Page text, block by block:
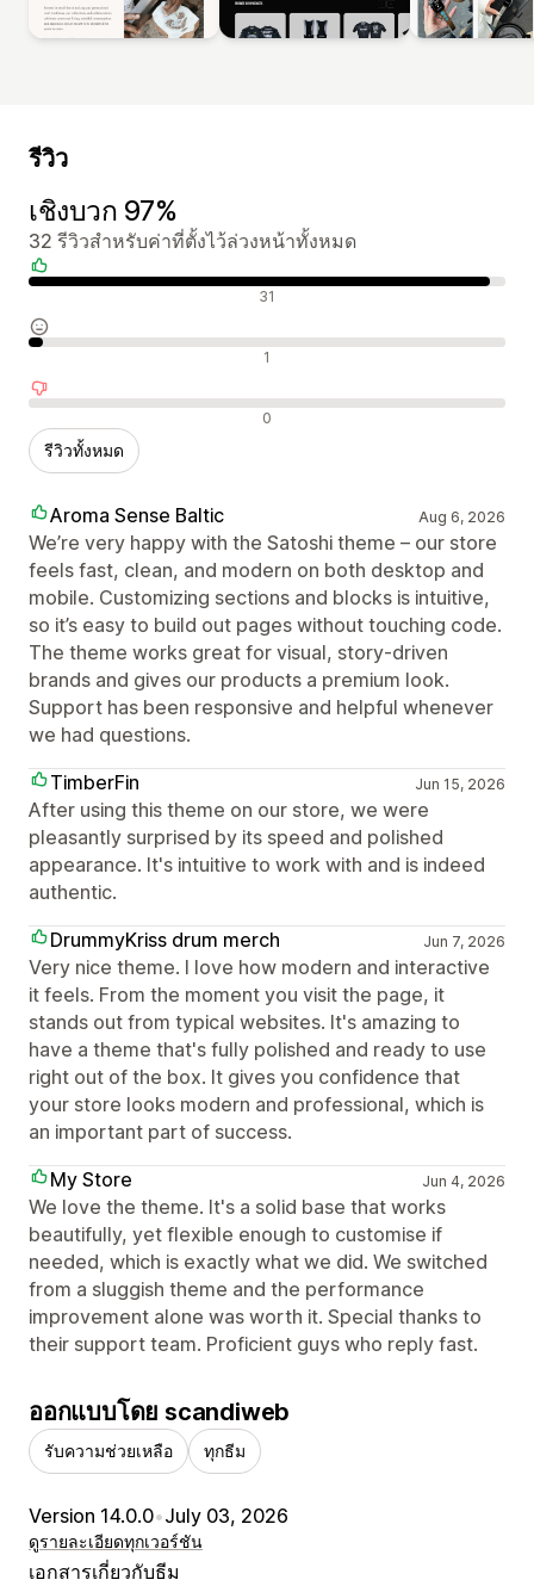
รีวิว
เชิงบวก 97%
32 รีวิวสำหรับค่าที่ตั้งไว้ล่วงหน้าทั้งหมด
รีวิวเชิงบวก 31
รีวิวที่เป็นกลาง 1
รีวิวเชิงลบ 0
รีวิวทั้งหมด
Aroma Sense Baltic Aug 6, 2026
We’re very happy with the Satoshi theme – our store
feels fast, clean, and modern on both desktop and
mobile. Customizing sections and blocks is intuitive,
so it’s easy to build out pages without touching code.
The theme works great for visual, story‑driven
brands and gives our products a premium look.
Support has been responsive and helpful whenever
we had questions.
TimberFin
Jun 15, 2026
After using this theme on our store, we were
pleasantly surprised by its speed and polished
appearance. It's intuitive to work with and is indeed
authentic.
DrummyKriss drum merch
Jun 7, 2026
Very nice theme. I love how modern and interactive
it feels. From the moment you visit the page, it
stands out from typical websites. It's amazing to
have a theme that's fully polished and ready to use
right out of the box. It gives you confidence that
your store looks modern and professional, which is
an important part of success.
My Store
Jun 4, 2026
We love the theme. It's a solid base that works
beautifully, yet flexible enough to customise if
needed, which is exactly what we did. We switched
from a sluggish theme and the performance
improvement alone was worth it. Special thanks to
their support team. Proficient guys who reply fast.
ออกแบบโดย scandiweb
รับความช่วยเหลือ ทุกธีม
Version 14.0.0•July 03, 2026
ดูรายละเอียดทุกเวอร์ชัน
เอกสารเกี่ยวกับธีม